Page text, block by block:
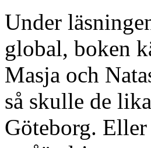
Under
global, boken
Masja och
så skulle de
Göteborg.